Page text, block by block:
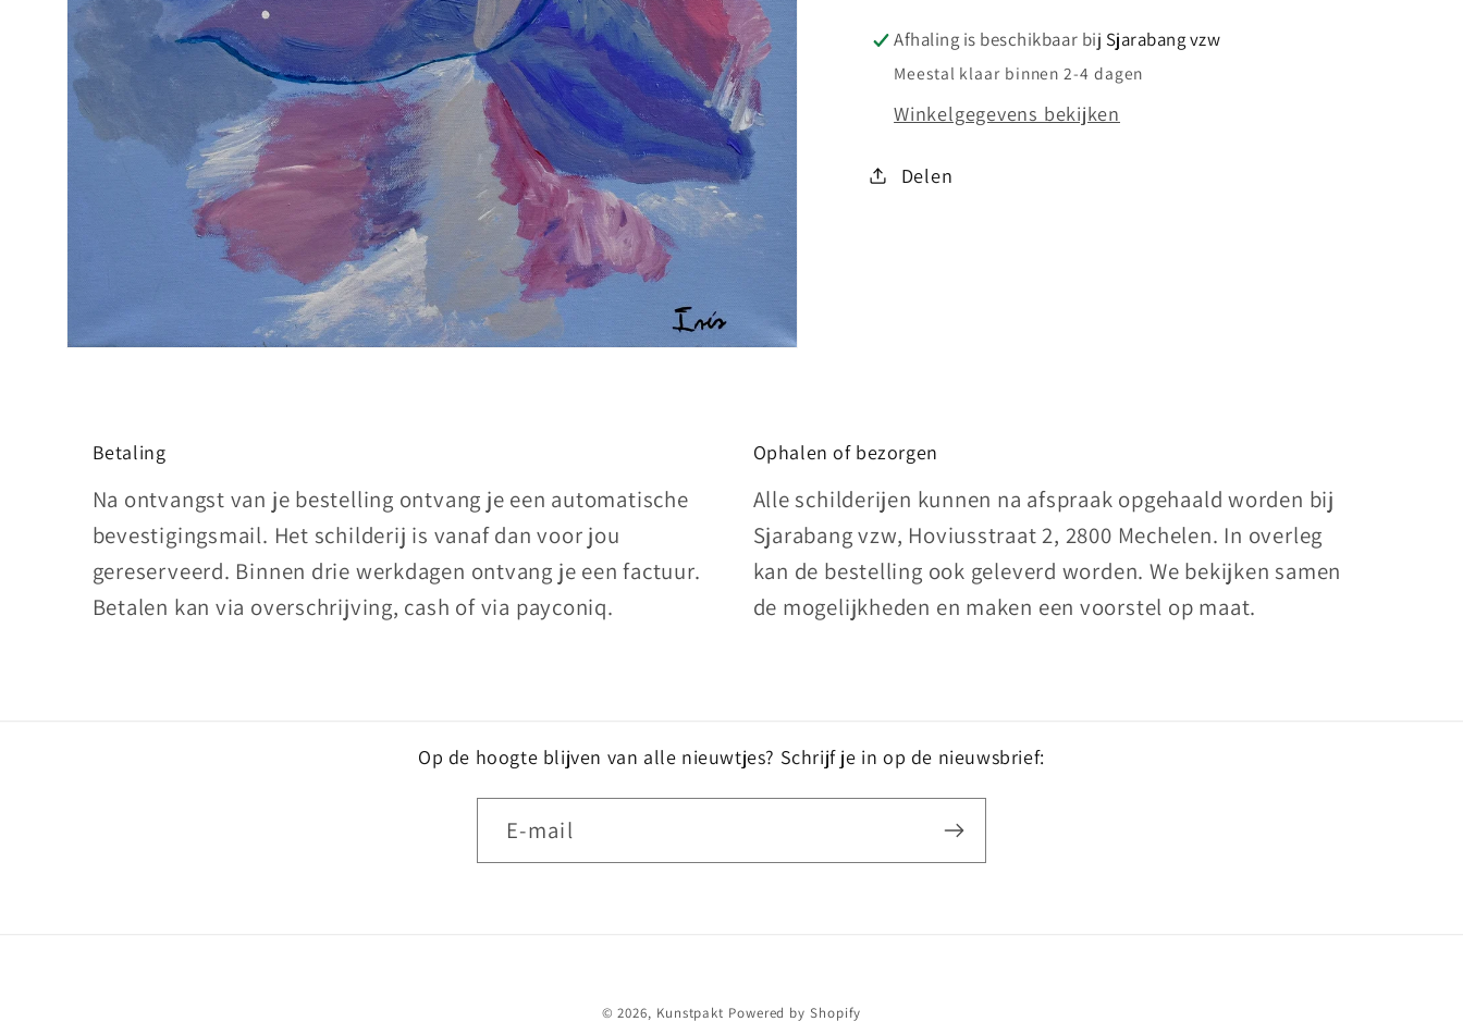
Afhaling is beschikbaar bij Sjarabang vzw
Meestal klaar binnen 2-4 dagen
Winkelgegevens bekijken
Delen
Betaling
Na ontvangst van je bestelling ontvang je een automatische
bevestigingsmail. Het schilderij is vanaf dan voor jou
gereserveerd. Binnen drie werkdagen ontvang je een factuur.
Betalen kan via overschrijving, cash of via payconiq.
Ophalen of bezorgen
Alle schilderijen kunnen na afspraak opgehaald worden bij
Sjarabang vzw, Hoviusstraat 2, 2800 Mechelen. In overleg
kan de bestelling ook geleverd worden. We bekijken samen
de mogelijkheden en maken een voorstel op maat.
Op de hoogte blijven van alle nieuwtjes? Schrijf je in op de nieuwsbrief:
E‑mail
© 2026, Kunstpakt Powered by Shopify